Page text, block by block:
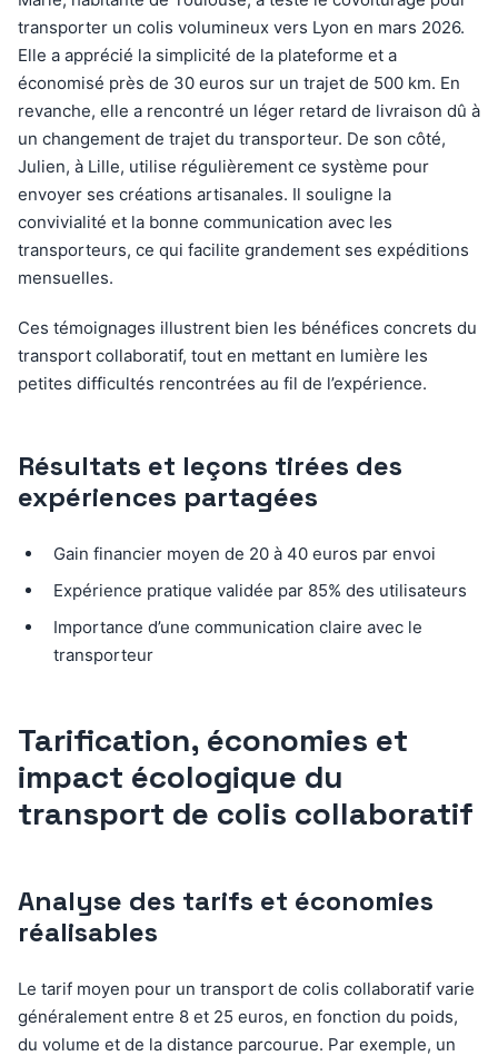
transporter un colis volumineux vers Lyon en mars 2026.
Elle a apprécié la simplicité de la plateforme et a
économisé près de 30 euros sur un trajet de 500 km. En
revanche, elle a rencontré un léger retard de livraison dû à
un changement de trajet du transporteur. De son côté,
Julien, à Lille, utilise régulièrement ce système pour
envoyer ses créations artisanales. Il souligne la
convivialité et la bonne communication avec les
transporteurs, ce qui facilite grandement ses expéditions
mensuelles.
Ces témoignages illustrent bien les bénéfices concrets du
transport collaboratif, tout en mettant en lumière les
petites difficultés rencontrées au fil de l’expérience.
Résultats et leçons tirées des
expériences partagées
Gain financier moyen de 20 à 40 euros par envoi
Expérience pratique validée par 85% des utilisateurs
Importance d’une communication claire avec le
transporteur
Tarification, économies et
impact écologique du
transport de colis collaboratif
Analyse des tarifs et économies
réalisables
Le tarif moyen pour un transport de colis collaboratif varie
généralement entre 8 et 25 euros, en fonction du poids,
du volume et de la distance parcourue. Par exemple, un